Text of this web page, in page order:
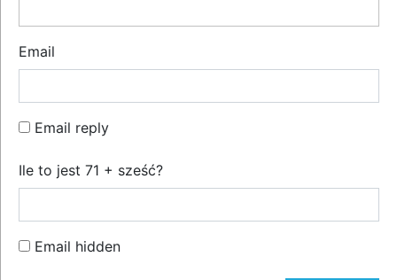
Email
Email reply
Ile to jest 71 + sześć?
Email hidden